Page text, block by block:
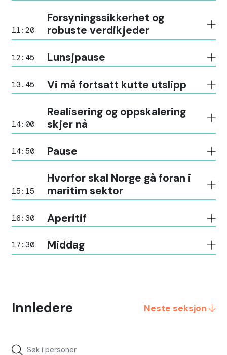
11:20
Forsyningssikkerhet og
robuste verdikjeder
12:45 Lunsjpause
13.45 Vi må fortsatt kutte utslipp
14:00
Realisering og oppskalering
skjer nå
14:50 Pause
15:15
Hvorfor skal Norge gå foran i
maritim sektor
16:30 Aperitif
17:30 Middag
Innledere Neste seksjon